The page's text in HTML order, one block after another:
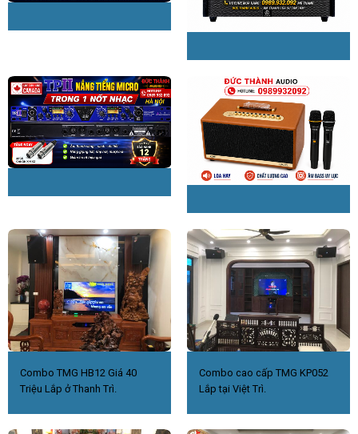
Combo TMG HB12 Giá 40
Triệu Lắp ở Thanh Trì.
Combo cao cấp TMG KP052
Lắp tại Việt Trì.